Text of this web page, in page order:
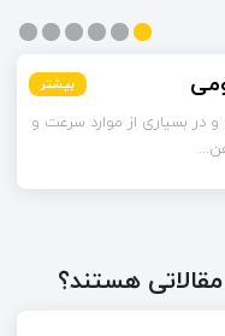
بیشتر
بیشتر
راه‌حل گفتین. این شبکه‌ها
بیشتر
بیشتر
بیشتر
بیشتر
هستند؟